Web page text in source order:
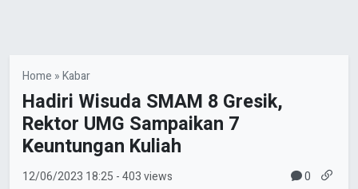
Home »Kabar
Hadiri Wisuda SMAM 8 Gresik,
Rektor UMG Sampaikan 7
Keuntungan Kuliah
12/06/2023 18:25 - 403 views 0